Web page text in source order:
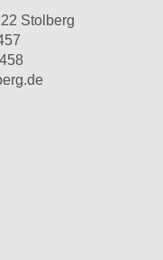
Stolberg